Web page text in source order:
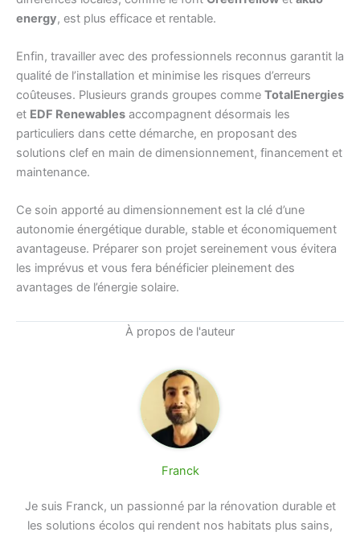
energy, est plus efficace et rentable.
Enfin, travailler avec des professionnels reconnus garantit la
qualité de l’installation et minimise les risques d’erreurs
coûteuses. Plusieurs grands groupes comme TotalEnergies
et EDF Renewables accompagnent désormais les
particuliers dans cette démarche, en proposant des
solutions clef en main de dimensionnement, financement et
maintenance.
Ce soin apporté au dimensionnement est la clé d’une
autonomie énergétique durable, stable et économiquement
avantageuse. Préparer son projet sereinement vous évitera
les imprévus et vous fera bénéficier pleinement des
avantages de l’énergie solaire.
À propos de l'auteur
Franck
Je suis Franck, un passionné par la rénovation durable et
les solutions écolos qui rendent nos habitats plus sains,